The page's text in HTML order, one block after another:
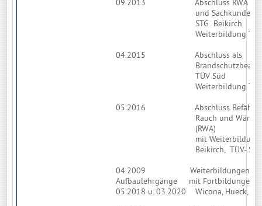
09.2013 Abschluss RWA
und Sachkunde
STG Beikirch
Weiterbildung TÜV
04.2015 Abschluss als
TÜV Süd
Weiterbildung TÜV
05.2016 Abschluss Befähigte
Rauch und
(RWA)
mit Weiterbildung
Beikirch, TÜV- Süd
04.2009 Weiterbildungen
Aufbaulehrgänge mit Fortbildungen
05.2018 u. 03.2020 Wicona, Hueck,